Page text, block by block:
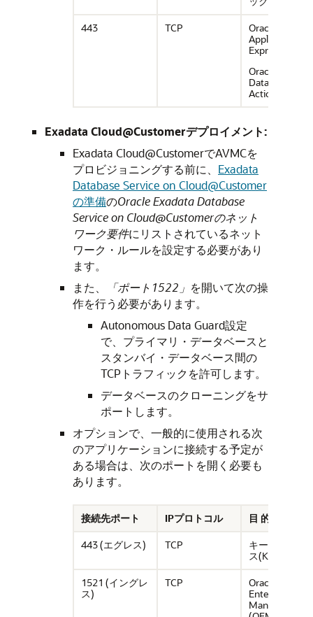
443
TCP
Oracle
Application
Express
Oracle
Database
Actions
Exadata Cloud@Customerデプロイメント:
Exadata Cloud@CustomerでAVMCを
プロビジョニングする前に、 Exadata
Database Service on Cloud@Customer
の準備のOracle Exadata Database
Service on Cloud@Customerのネット
ワーク要件にリストされているネット
ワーク・ルールを設定する必要があり
ます。
また、
「ポート1522」 を開いて次の操
作を行う必要があります。
Autonomous Data Guard設定
で、プライマリ・データベースと
スタンバイ・データベース間の
TCPトラフィックを許可します。
データベースのクローニングをサ
ポートします。
オプションで、一般的に使用される次
のアプリケーションに接続する予定が
ある場合は、次のポートを開く必要も
あります。
接続先ポート IPプロトコル
目 的
443 (エグレス)
TCP
キー管理サー
ス(KMS)
1521 (イングレ
ス)
TCP
Oracle
Enterprise
Manager